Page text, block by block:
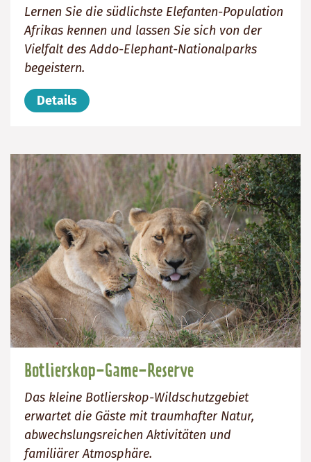
Lernen Sie die südlichste Elefanten-Population
Afrikas kennen und lassen Sie sich von der
Vielfalt des Addo-Elephant-Nationalparks
begeistern.
Details
Botlierskop-Game-Reserve
Das kleine Botlierskop-Wildschutzgebiet
erwartet die Gäste mit traumhafter Natur,
abwechslungsreichen Aktivitäten und
familiärer Atmosphäre.